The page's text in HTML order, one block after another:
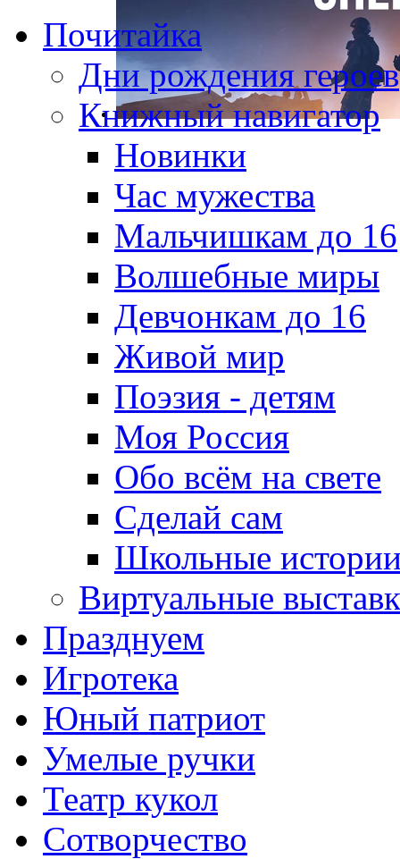
Почитайка
Дни рождения героев
Книжный навигатор
Новинки
Час мужества
Мальчишкам до 16
Волшебные миры
Девчонкам до 16
Живой мир
Поэзия - детям
Моя Россия
Обо всём на свете
Сделай сам
Школьные
Виртуальные
Празднуем
Игротека
Юный патриот
Умелые ручки
Театр кукол
Сотворчество